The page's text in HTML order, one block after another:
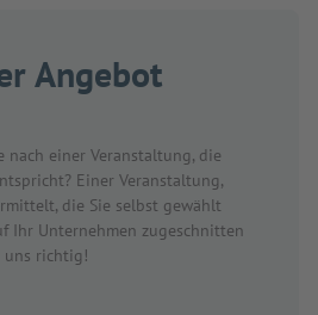
Angebot
nach einer Veranstaltung, die
Einer Veranstaltung,
die Sie selbst gewählt
Ihr Unternehmen zugeschnitten
uns richtig!